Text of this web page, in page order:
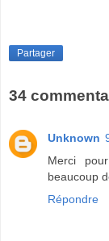
Partager
34
Unknown
Merci
beaucoup
Répondre